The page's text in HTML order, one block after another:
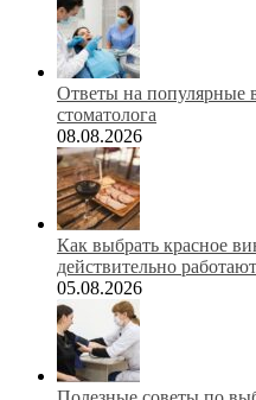
Ответы на популярные
стоматолога
08.08.2026
Как выбрать красное
действительно работают
05.08.2026